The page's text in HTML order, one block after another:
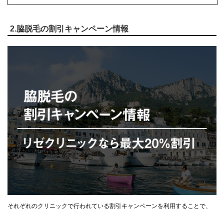
2.脇脱毛の割引キャンペーン情報
それぞれのクリニックで行われている割引キャンペーンを利用することで、